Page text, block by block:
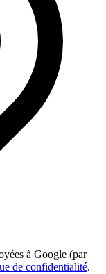
à Google (par
de confidentialité.